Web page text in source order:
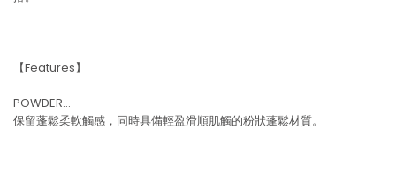
【Features】
POWDER…
保留蓬鬆柔軟觸感，同時具備輕盈滑順肌觸的粉狀蓬鬆材質。